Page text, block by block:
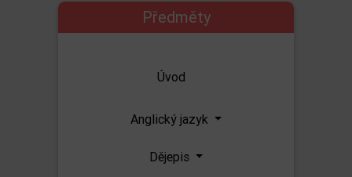
Předměty
Úvod
Anglický jazyk
Dějepis